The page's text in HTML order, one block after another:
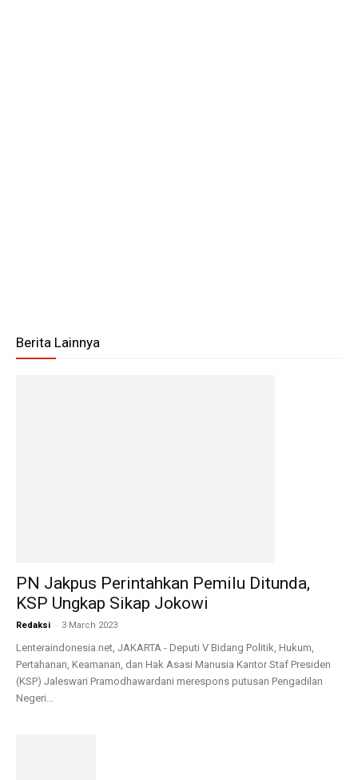
Berita Lainnya
PN Jakpus Perintahkan Pemilu Ditunda,
KSP Ungkap Sikap Jokowi
Redaksi - 3 March 2023
Lenteraindonesia.net, JAKARTA - Deputi V Bidang Politik, Hukum,
Pertahanan, Keamanan, dan Hak Asasi Manusia Kantor Staf Presiden
(KSP) Jaleswari Pramodhawardani merespons putusan Pengadilan
Negeri...